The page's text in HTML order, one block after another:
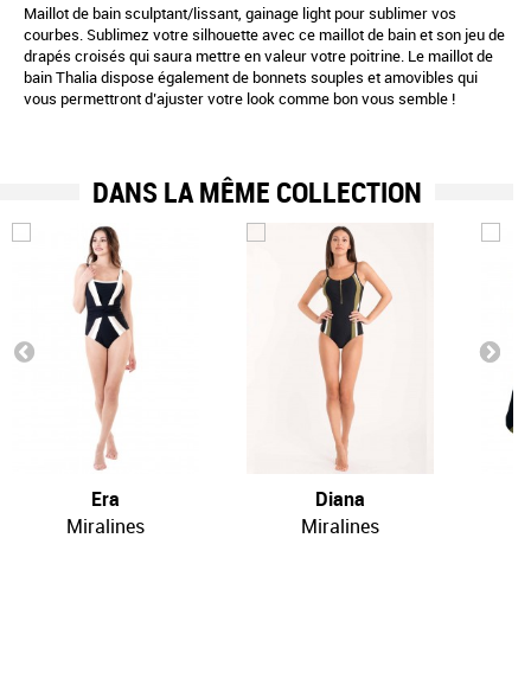
Maillot de bain sculptant/lissant, gainage light pour sublimer vos
courbes. Sublimez votre silhouette avec ce maillot de bain et son jeu de
drapés croisés qui saura mettre en valeur votre poitrine. Le maillot de
bain Thalia dispose également de bonnets souples et amovibles qui
vous permettront d’ajuster votre look comme bon vous semble !
DANS LA MÊME COLLECTION
Era
Miralines
Diana
Miralines